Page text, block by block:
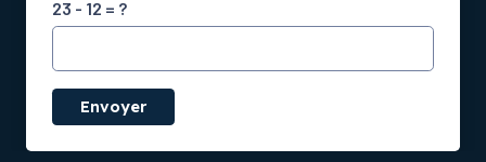
23 - 12 = ?
Envoyer